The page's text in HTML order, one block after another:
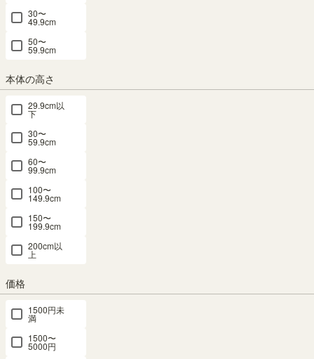
30〜
49.9cm
50〜
59.9cm
本体の高さ
29.9cm以
下
30〜
59.9cm
60〜
99.9cm
100〜
149.9cm
150〜
199.9cm
200cm以
上
価格
1500円未
満
1500〜
5000円
SALE 8月6日15:00まで
メルマガ or LINE登録で5%OFFクーポン進呈中！
→登録はこちらから
¥17,820 税込 / 178 pt（1%）
送料個別
サイズ
横幅：75cm
組立サービス